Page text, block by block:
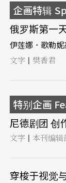
企画特辑
俄罗斯第一
伊莲娜．歌勒
文字 | 樊香君
特别企画
尼德剧团 创
文字 | 本刊编辑
穿梭于视觉